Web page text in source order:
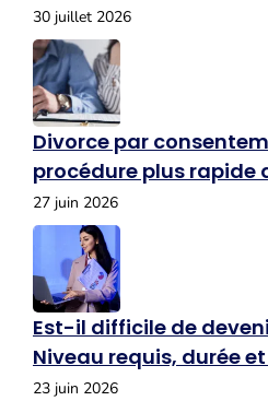
30 juillet 2026
Divorce par
procédure plus rapide
27 juin 2026
Est-il difficile de
Niveau requis, durée
23 juin 2026